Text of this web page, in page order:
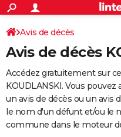
ACTUALITÉS
Politique
Société
Faits Divers
Education
Monde
Villes
+
SPORT
Coupe du monde 2026
Football
Tennis
Cyclisme
Rugby
Forum
Programme TV
TNT
Streaming
Cinéma
Sorties cinéma
Musique
+
FINANCE
Impôts
Immobilier
Risques naturels par ville
Banque
Assurance
Crédit
AUTO
Essais
Réserver un essai
Citadines
Berlines
SUV
Forum auto
+
Avis de décès
Avis de décès
Accédez gratuitement sur
KOUDLANSKI. Vous
un avis de décès ou un avis
le nom d'un défunt et/ou le
commune dans le moteur